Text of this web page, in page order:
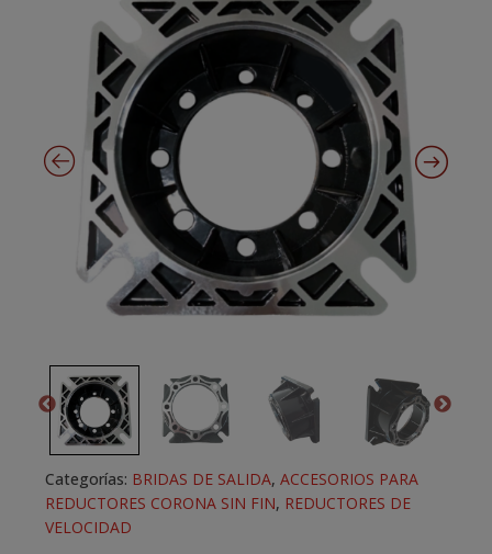
Categorías: BRIDAS DE SALIDA, ACCESORIOS PARA
REDUCTORES CORONA SIN FIN, REDUCTORES DE
VELOCIDAD